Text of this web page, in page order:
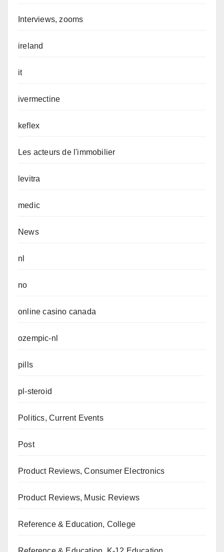
Interviews, zooms
ireland
it
ivermectine
keflex
Les acteurs de l'immobilier
levitra
medic
News
nl
no
online casino canada
ozempic-nl
pills
pl-steroid
Politics, Current Events
Post
Product Reviews, Consumer Electronics
Product Reviews, Music Reviews
Reference & Education, College